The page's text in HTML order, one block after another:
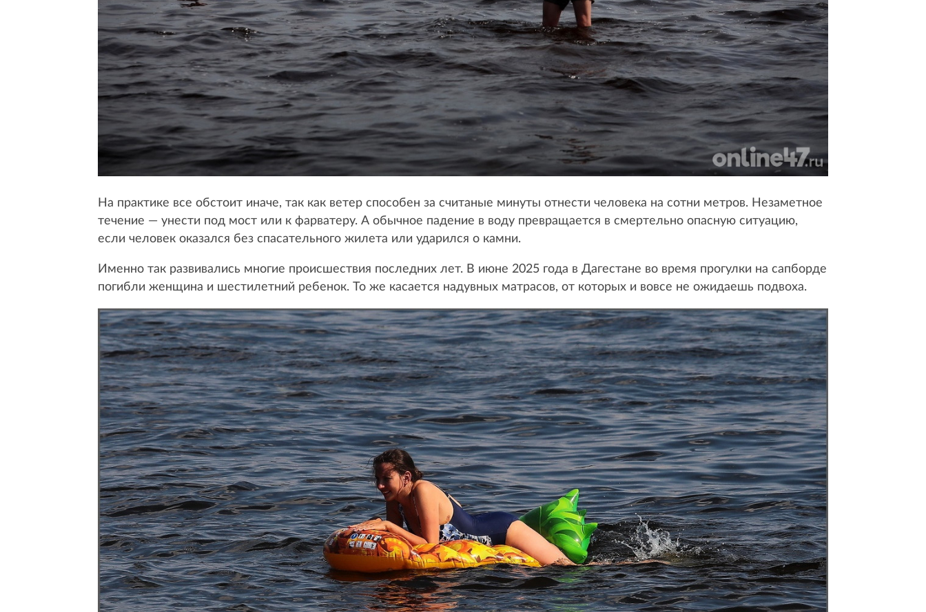
На практике все обстоит иначе, так как ветер способен за считаные минуты отнести человека на сотни метров. Незаметное
течение — унести под мост или к фарватеру. А обычное падение в воду превращается в смертельно опасную ситуацию,
если человек оказался без спасательного жилета или ударился о камни.
Именно так развивались многие происшествия последних лет. В июне 2025 года в Дагестане во время прогулки на сапборде
погибли женщина и шестилетний ребенок. То же касается надувных матрасов, от которых и вовсе не ожидаешь подвоха.